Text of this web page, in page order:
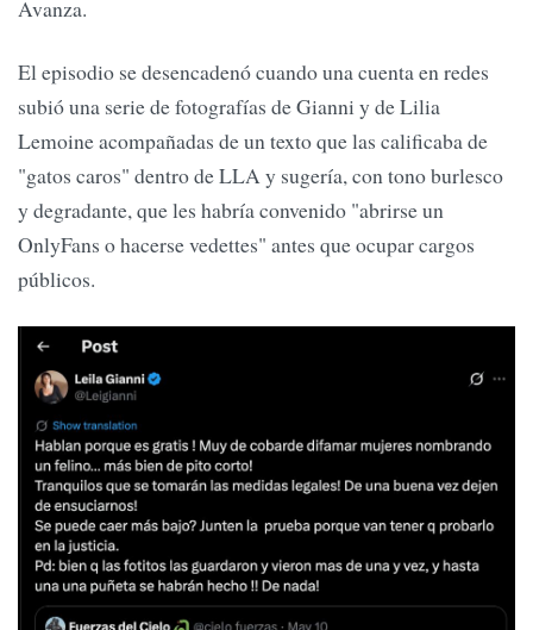
Avanza.
El episodio se desencadenó cuando una cuenta en redes
subió una serie de fotografías de Gianni y de Lilia
Lemoine acompañadas de un texto que las calificaba de
"gatos caros" dentro de LLA y sugería, con tono burlesco
y degradante, que les habría convenido "abrirse un
OnlyFans o hacerse vedettes" antes que ocupar cargos
públicos.